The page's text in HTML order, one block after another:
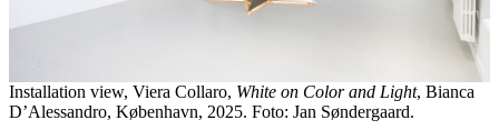
Installation view, Viera Collaro, White on Color and Light, Bianca
D’Alessandro, København, 2025. Foto: Jan Søndergaard.